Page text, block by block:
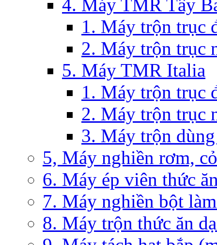
4. Máy TMR Tây
1. Máy trộn trục
2. Máy trộn trục
5. Máy TMR Italia
1. Máy trộn trục
2. Máy trộn trục
3. Máy trộn
5, Máy nghiền rơm,
6. Máy ép viên thức
7. Máy nghiền bột
8. Máy trộn thức ăn